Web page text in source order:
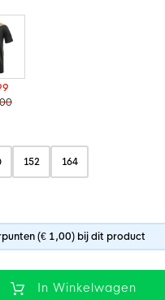
152 164
(€ 1,00) bij dit product
In Winkelwagen